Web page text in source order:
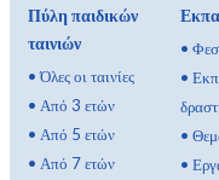
Πύλη παιδικών
ταινιών
•Όλες οι ταινίες
• Από 3 ετών
• Από 5 ετών
• Από 7 ετών
•
•
•
•